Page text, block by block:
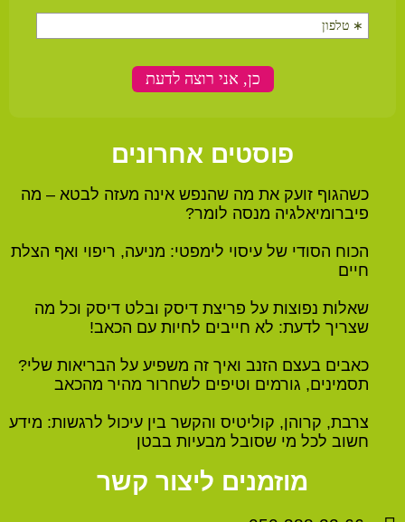
פוסטים אחרונים
כשהגוף זועק את מה שהנפש אינה מעזה לבטא – מה
פיברומיאלגיה מנסה לומר?
הכוח הסודי של עיסוי לימפטי: מניעה, ריפוי ואף הצלת
חיים
שאלות נפוצות על פריצת דיסק ובלט דיסק וכל מה
שצריך לדעת: לא חייבים לחיות עם הכאב!
כאבים בעצם הזנב ואיך זה משפיע על הבריאות שלי?
תסמינים, גורמים וטיפים לשחרור מהיר מהכאב
צרבת, קרוהן, קוליטיס והקשר בין עיכול לרגשות: מידע
חשוב לכל מי שסובל מבעיות בבטן
מוזמנים ליצור קשר